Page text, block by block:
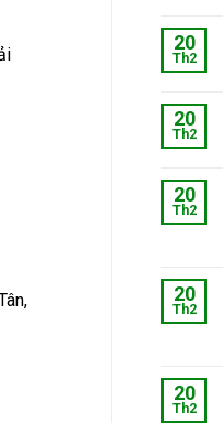
20
Th2
20
Th2
20
Th2
20
Th2
20
Th2